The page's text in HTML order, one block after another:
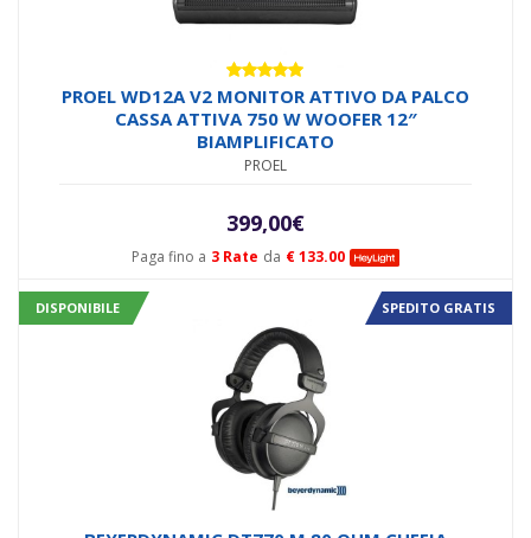
Paga fino a 3 Rate da € 133.00
Valutato
5.00su 5
PROEL WD12A V2 MONITOR ATTIVO DA PALCO
CASSA ATTIVA 750 W WOOFER 12″
BIAMPLIFICATO
PROEL
399,00€
DISPONIBILE SPEDITO GRATIS